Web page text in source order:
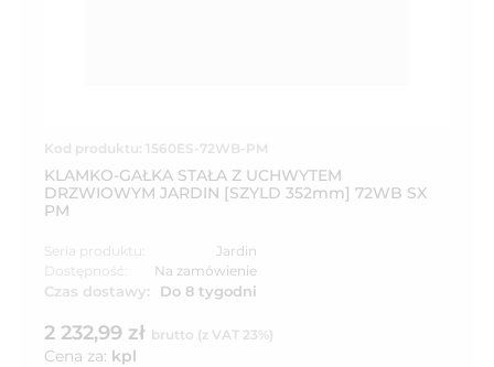
Kod produktu: 1560ES-72WB-PM
KLAMKO-GAŁKA STAŁA Z UCHWYTEM
DRZWIOWYM JARDIN [SZYLD 352mm] 72WB SX
PM
Seria produktu:
Jardin
Dostępność:
Na zamówienie
Czas dostawy: Do 8 tygodni
2 232,99 zł brutto (z VAT 23%)
Cena za: kpl